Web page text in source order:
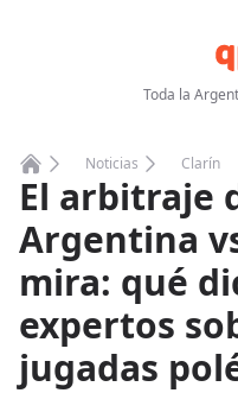
Toda la
Home
Noticias Clarín
El arbitraje
Argentina
mira: qué
expertos
jugadas